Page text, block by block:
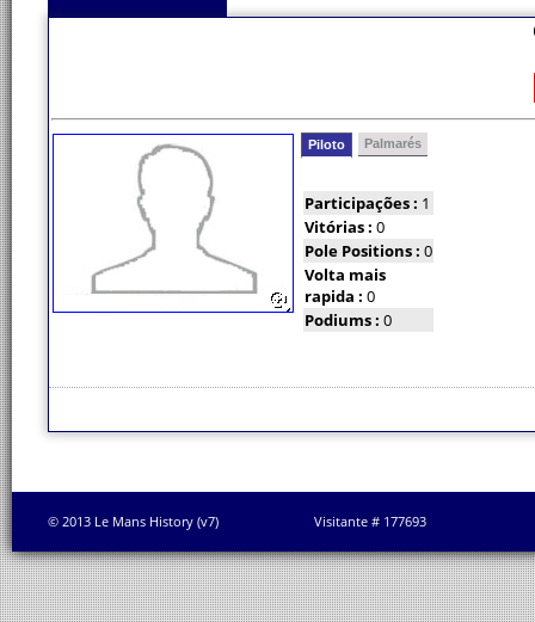
Piloto Palmarés
Participações : 1
Vitórias : 0
Pole Positions : 0
Volta mais
rapida : 0
Podiums : 0
© 2013 Le Mans History (v7) Visitante # 177693